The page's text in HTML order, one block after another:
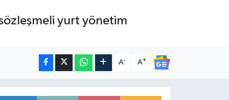
yurt yönetim
A- A+